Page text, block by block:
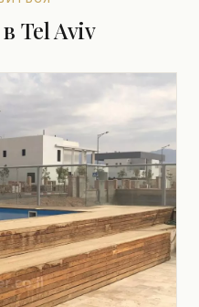
Tel Aviv